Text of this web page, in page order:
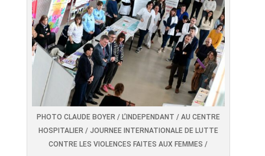
PHOTO CLAUDE BOYER / L’INDEPENDANT / AU CENTRE
HOSPITALIER / JOURNEE INTERNATIONALE DE LUTTE
CONTRE LES VIOLENCES FAITES AUX FEMMES /